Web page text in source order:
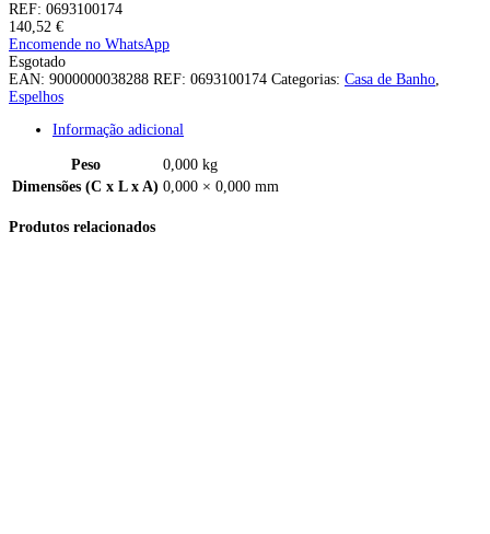
REF: 0693100174
140,52 €
Encomende no WhatsApp
Esgotado
EAN: 9000000038288 REF: 0693100174 Categorias: Casa de Banho,
Espelhos
Informação adicional
Peso
0,000 kg
Dimensões (C x L x A) 0,000 × 0,000 mm
Produtos relacionados